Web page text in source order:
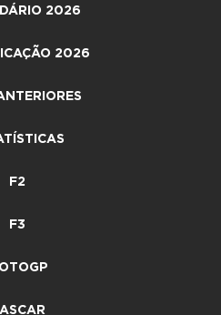
2026
2026
F2
F3